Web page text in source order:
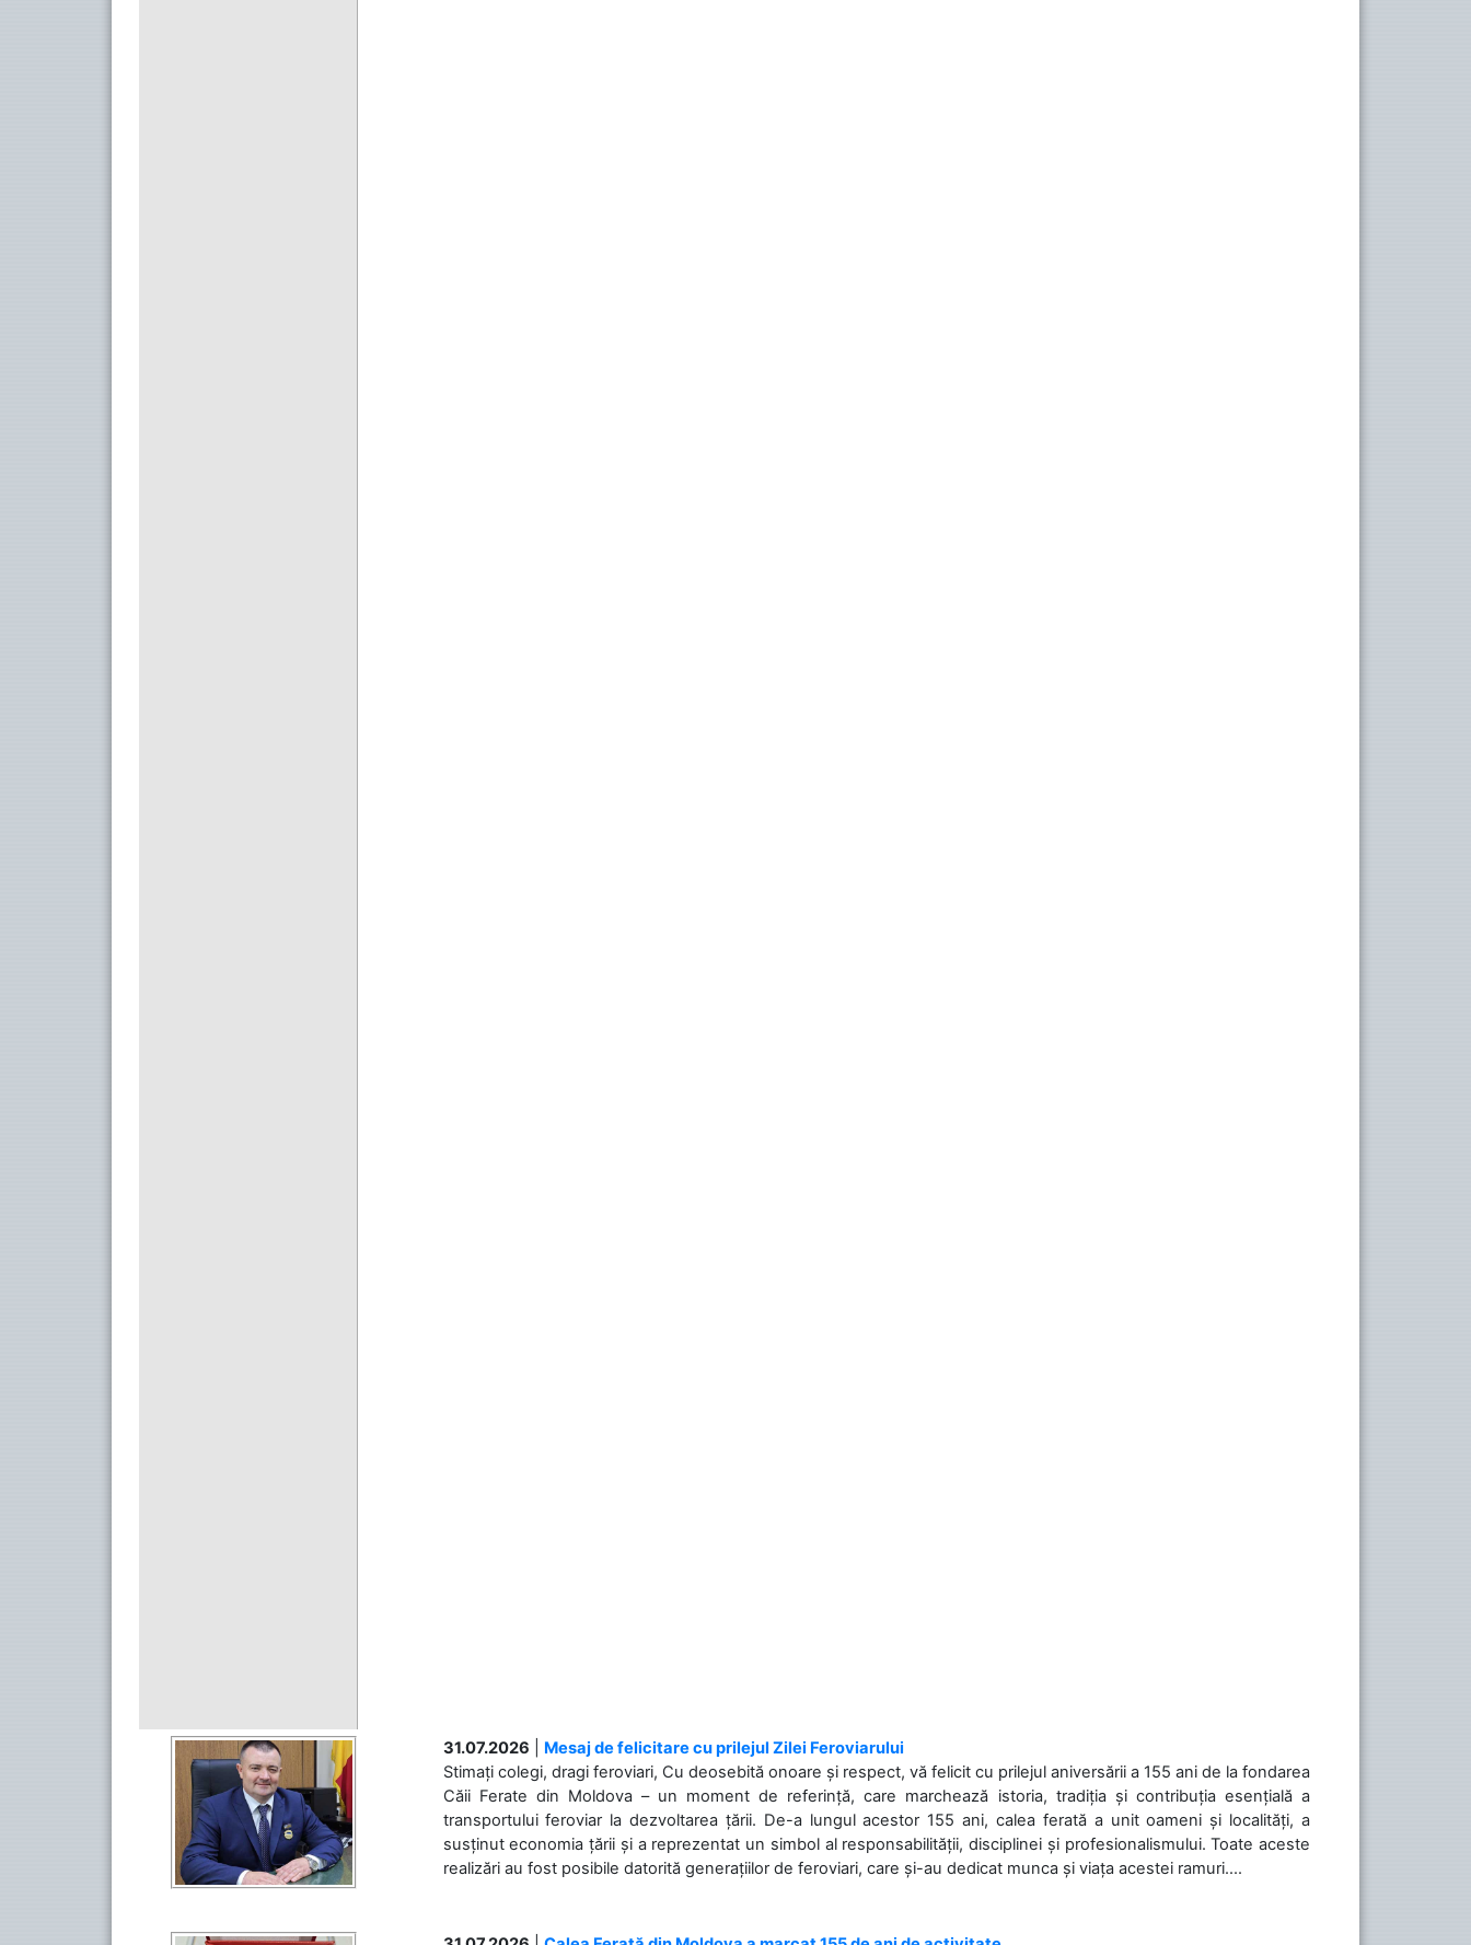
31.07.2026
Mesaj de felicitare cu prilejul Zilei Feroviarului
Stimați colegi, dragi feroviari, Cu deosebită onoare și respect, vă felicit cu prilejul aniversării a 155 ani de la fondarea
Căii Ferate din Moldova – un moment de referință, care marchează istoria, tradiția și contribuția esențială a
transportului feroviar la dezvoltarea țării. De-a lungul acestor 155 ani, calea ferată a unit oameni și localități, a
susținut economia țării și a reprezentat un simbol al responsabilității, disciplinei și profesionalismului. Toate aceste
realizări au fost posibile datorită generațiilor de feroviari, care și-au dedicat munca și viața acestei ramuri....